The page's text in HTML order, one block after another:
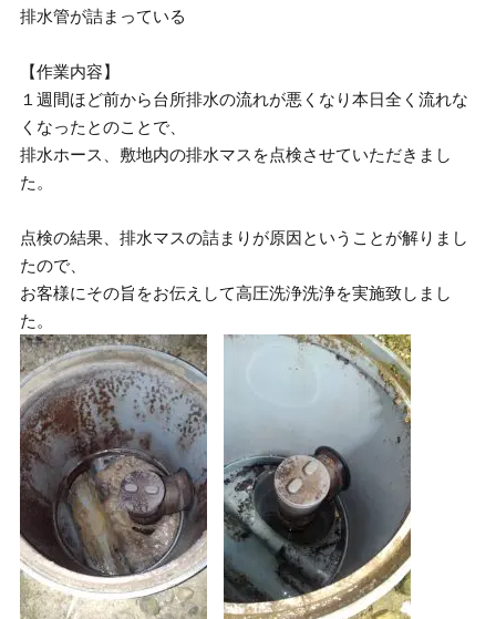
排水管が詰まっている
【作業内容】
１週間ほど前から台所排水の流れが悪くなり本日全く流れな
くなったとのことで、
排水ホース、敷地内の排水マスを点検させていただきまし
た。
点検の結果、排水マスの詰まりが原因ということが解りまし
たので、
お客様にその旨をお伝えして高圧洗浄洗浄を実施致しまし
た。